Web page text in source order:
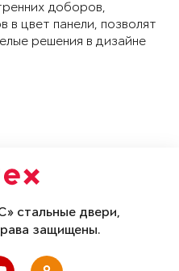
доборов,
в цвет панели, позволят
решения в дизайне
стальные двери,
защищены.